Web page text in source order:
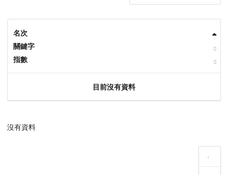
名次
關鍵字
指數
目前沒有資料
沒有資料
‹